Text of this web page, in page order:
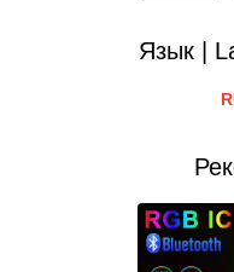
Язык |